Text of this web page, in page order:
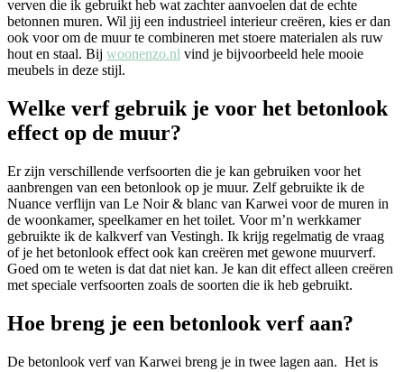
verven die ik gebruikt heb wat zachter aanvoelen dat de echte
betonnen muren. Wil jij een industrieel interieur creëren, kies er dan
ook voor om de muur te combineren met stoere materialen als ruw
hout en staal. Bij woonenzo.nl vind je bijvoorbeeld hele mooie
meubels in deze stijl.
Welke verf gebruik je voor het betonlook
effect op de muur?
Er zijn verschillende verfsoorten die je kan gebruiken voor het
aanbrengen van een betonlook op je muur. Zelf gebruikte ik de
Nuance verflijn van Le Noir & blanc van Karwei voor de muren in
de woonkamer, speelkamer en het toilet. Voor m’n werkkamer
gebruikte ik de kalkverf van Vestingh. Ik krijg regelmatig de vraag
of je het betonlook effect ook kan creëren met gewone muurverf.
Goed om te weten is dat dat niet kan. Je kan dit effect alleen creëren
met speciale verfsoorten zoals de soorten die ik heb gebruikt.
Hoe breng je een betonlook verf aan?
De betonlook verf van Karwei breng je in twee lagen aan. Het is